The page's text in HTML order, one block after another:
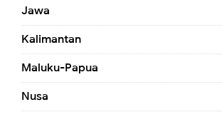
Jawa
Kalimantan
Maluku-Papua
Nusa